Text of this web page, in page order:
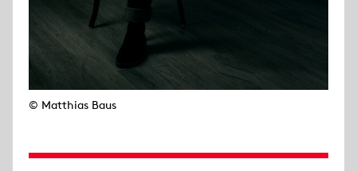
© Matthias Baus